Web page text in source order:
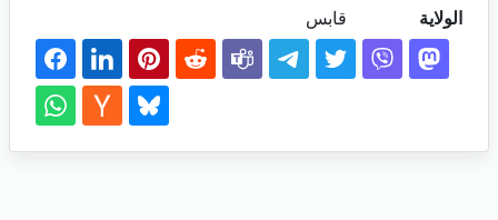
الولاية
قابس